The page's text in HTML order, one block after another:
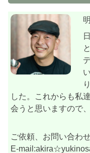
した。これからも私
会うと思いますので
ご依頼、お問い合わ
E-